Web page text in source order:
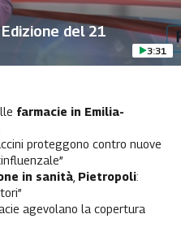
del 21
3:31
farmacie in Emilia-
proteggono contro nuove
in sanità Pietropoli:
agevolano la copertura